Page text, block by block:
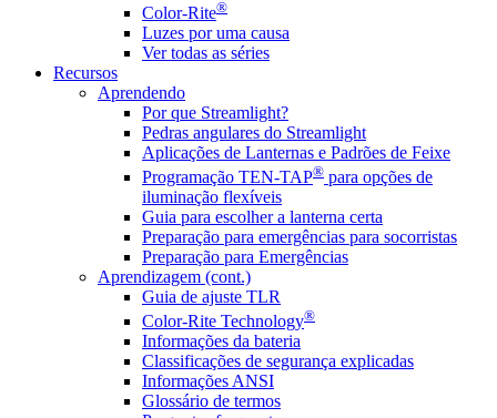
Color-Rite®
Luzes por uma causa
Ver todas as séries
Recursos
Aprendendo
Por que Streamlight?
Pedras angulares do Streamlight
Aplicações de Lanternas e Padrões de Feixe
Programação TEN-TAP® para opções de
iluminação flexíveis
Guia para escolher a lanterna certa
Preparação para emergências para socorristas
Preparação para Emergências
Aprendizagem (cont.)
Guia de ajuste TLR
Color-Rite Technology®
Informações da bateria
Classificações de segurança explicadas
Informações ANSI
Glossário de termos